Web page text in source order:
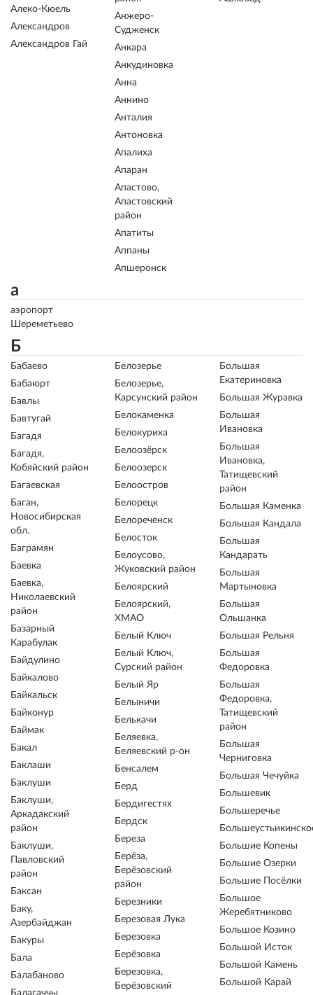
Алеко-Кюель
Александров
Александров Гай
Анжеро-
Судженск
Анкара
Анкудиновка
Анна
Аннино
Анталия
Антоновка
Апалиха
Апаран
Апастово,
Апастовский
район
Апатиты
Аппаны
Апшеронск
а
аэропорт
Шереметьево
Б
Бабаево
Бабаюрт
Бавлы
Бавтугай
Багадя
Багадя,
Кобяйский район
Багаевская
Баган,
Новосибирская
обл.
Баграмян
Баевка
Баевка,
Николаевский
район
Базарный
Карабулак
Байдулино
Байкалово
Байкальск
Байконур
Баймак
Бакал
Баклаши
Баклуши
Баклуши,
Аркадакский
район
Баклуши,
Павловский
район
Баксан
Баку,
Азербайджан
Бакуры
Бала
Балабаново
Балагаччы
Белозерье
Белозерье,
Карсунский район
Белокаменка
Белокуриха
Белоозёрск
Белоозерск
Белоостров
Белорецк
Белореченск
Белосток
Белоусово,
Жуковский район
Белоярский
Белоярский,
ХМАО
Белый Ключ
Белый Ключ,
Сурский район
Белый Яр
Белыничи
Белькачи
Беляевка,
Беляевский р-он
Бенсалем
Берд
Бердигестях
Бердск
Береза
Берёза,
Берёзовский
район
Березники
Березовая Лука
Березовка
Берёзовка
Березовка,
Берёзовский
Большая
Екатериновка
Большая Журавка
Большая
Ивановка
Большая
Ивановка,
Татищевский
район
Большая Каменка
Большая Кандала
Большая
Кандарать
Большая
Мартыновка
Большая
Ольшанка
Большая Рельня
Большая
Федоровка
Большая
Федоровка,
Татищевский
район
Большая
Черниговка
Большая Чечуйка
Большевик
Большеречье
Большие Копены
Большие Озерки
Большие Посёлки
Большое
Жеребятниково
Большое Козино
Большой Исток
Большой Камень
Большой Карай